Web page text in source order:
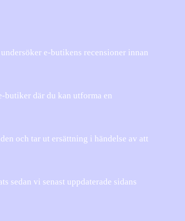
e-butikens recensioner innan
butiker där du kan utforma en
och tar ut ersättning i händelse av att
sedan vi senast uppdaterade sidans